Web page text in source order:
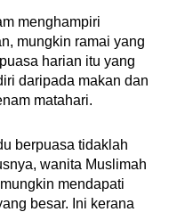
menghampiri
mungkin ramai yang
harian itu yang
daripada makan dan
matahari.
berpuasa tidaklah
wanita Muslimah
mendapati
besar. Ini kerana